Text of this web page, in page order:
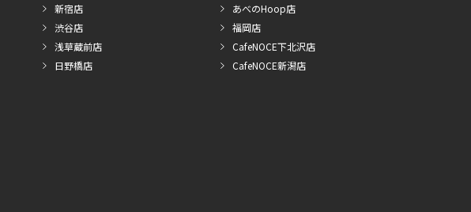
新宿店
渋谷店
浅草蔵前店
日野橋店
あべのHoop店
福岡店
CafeNOCE下北沢店
CafeNOCE新潟店